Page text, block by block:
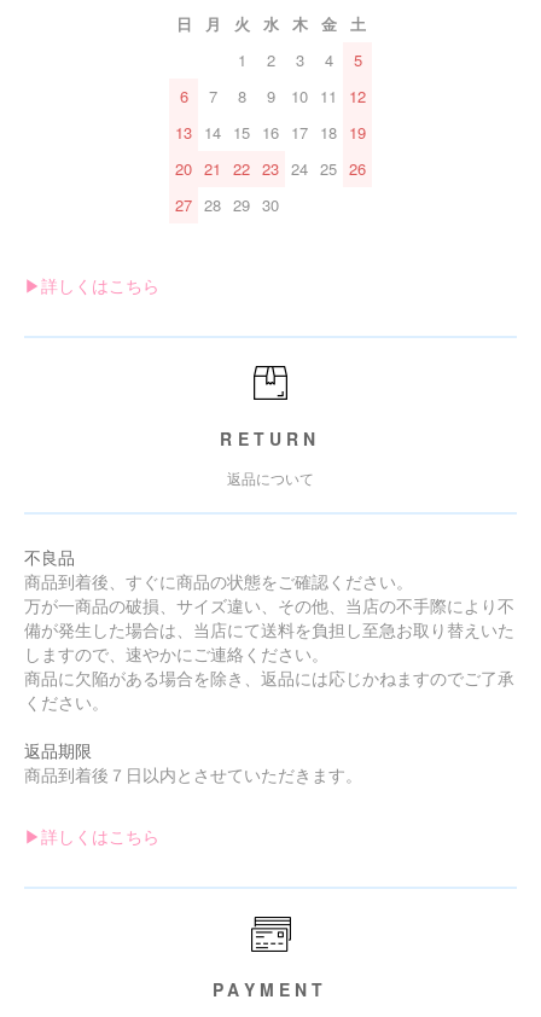
日 月 火 水 木 金
土
1
2 3 4
5
6
7 8 9 10 11
12
13 14 15 16 17 18 19
20 21 22 23 24 25 26
27 28 29 30
▶︎詳しくはこちら
RETURN
返品について
不良品
商品到着後、すぐに商品の状態をご確認ください。
万が一商品の破損、サイズ違い、その他、当店の不手際により不
備が発生した場合は、当店にて送料を負担し至急お取り替えいた
しますので、速やかにご連絡ください。
商品に欠陥がある場合を除き、返品には応じかねますのでご了承
ください。
返品期限
商品到着後７日以内とさせていただきます。
▶︎詳しくはこちら
PAYMENT